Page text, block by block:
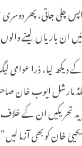
واپس چلی جاتی،
ان باریاں لینے
لیا، ذرا
فیلڈ مارشل
بن گئے۔ 1965 کی جنگ کے بعد
کو بھی آزما